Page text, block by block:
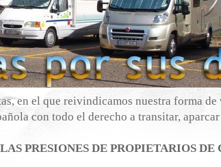
en el que reivindicamos nuestra forma
con todo el derecho a transitar,
PRESIONES DE PROPIETARIOS DE